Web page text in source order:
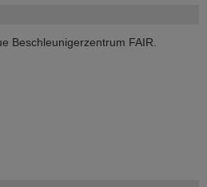
Beschleunigerzentrum FAIR.